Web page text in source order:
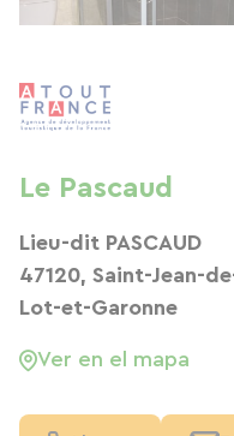
Le Pascaud
Lieu-dit PASCAUD
47120, Saint-Jean-
Lot-et-Garonne
Ver en el mapa